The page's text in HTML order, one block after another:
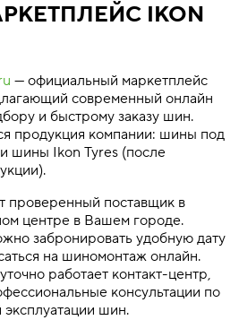
IKON
— официальный маркетплейс
современный онлайн
и быстрому заказу шин.
продукция компании: шины под
шины Ikon Tyres (после
проверенный поставщик в
центре в Вашем городе.
забронировать удобную дату
на шиномонтаж онлайн.
работает контакт-центр,
консультации по
шин.